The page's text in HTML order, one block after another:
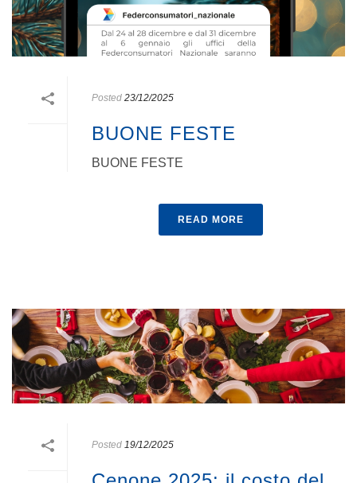
Posted 23/12/2025
BUONE FESTE
BUONE FESTE
READ MORE
Posted 19/12/2025